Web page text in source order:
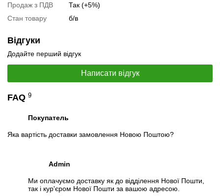
Слідкувати в Instagram
Слідкувати на Facebook
Продаж з ПДВ
Так (+5%)
Стан товару
б/в
Відгуки
Додайте перший відгук
Написати відгук
FAQ 9
Покупатель
Яка вартість доставки замовлення Новою Поштою?
Admin
Ми оплачуємо доставку як до відділення Нової Пошти,
так і кур'єром Нової Пошти за вашою адресою.